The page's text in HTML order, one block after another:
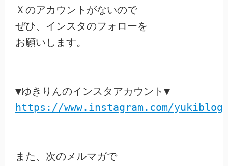
Ｘのアカウントがないので
ぜひ、インスタのフォローを
お願いします。
▼ゆきりんのインスタアカウント▼
https://www.instagram.com/
また、次のメルマガで